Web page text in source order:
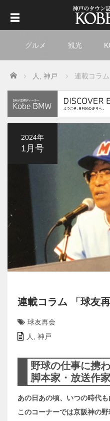
グルメ 観光
Home 人 神戸 連載コラ
2024年
1月号
連載コラム 「球友
球友再会
人
神戸
野球の仕事に携
脚本家・放送作
あの日あの頃、いつの時代
このコーナーでは京阪神の